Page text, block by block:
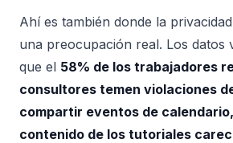
Ahí es también donde la
una preocupación real. Los datos
que el 58% de los trabajadores
consultores temen violaciones
compartir eventos de
contenido de los tutoriales